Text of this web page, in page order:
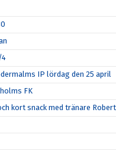
4
IP lördag den 25 april
FK
kort snack med tränare